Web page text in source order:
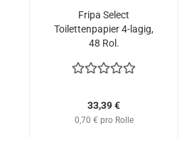
Fripa Select
Toilettenpapier 4-lagig,
48 Rol.
33,39 €
0,70 € pro Rolle